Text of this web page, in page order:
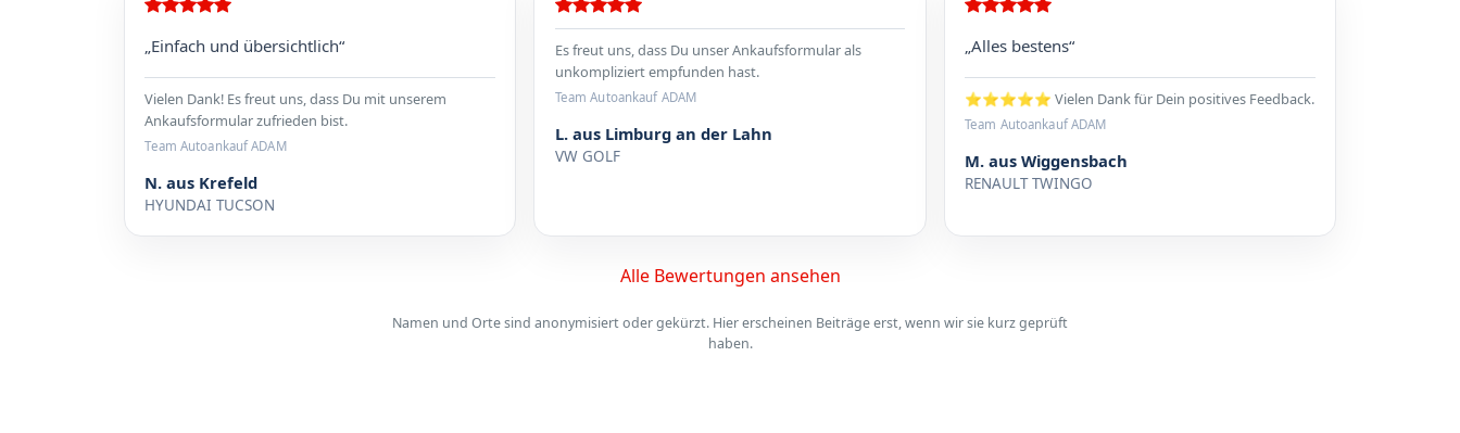
„Einfach und übersichtlich“
Vielen Dank! Es freut uns, dass Du mit unserem
Ankaufsformular zufrieden bist.
Team Autoankauf ADAM
N. aus Krefeld
HYUNDAI TUCSON
Es freut uns, dass Du unser Ankaufsformular als
unkompliziert empfunden hast.
Team Autoankauf ADAM
L. aus Limburg an der Lahn
VW GOLF
„Alles bestens“
⭐⭐⭐⭐⭐ Vielen Dank für Dein positives Feedback.
Team Autoankauf ADAM
M. aus Wiggensbach
RENAULT TWINGO
Alle Bewertungen ansehen
Namen und Orte sind anonymisiert oder gekürzt. Hier erscheinen Beiträge erst, wenn wir sie kurz geprüft
haben.